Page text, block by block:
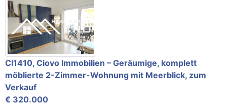
CI1410, Ciovo Immobilien – Geräumige, komplett
möblierte 2-Zimmer-Wohnung mit Meerblick, zum
Verkauf
€ 320.000